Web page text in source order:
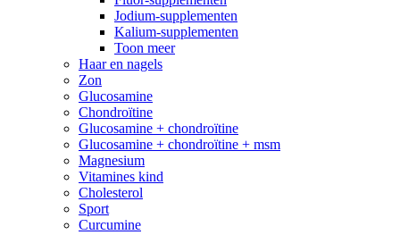
Jodium-supplementen
Kalium-supplementen
Toon meer
Haar en nagels
Zon
Glucosamine
Chondroïtine
Glucosamine + chondroïtine
Glucosamine + chondroïtine + msm
Magnesium
Vitamines kind
Cholesterol
Sport
Curcumine